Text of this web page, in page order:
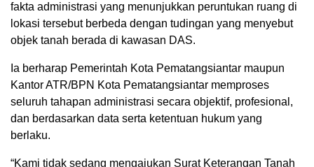
fakta administrasi yang menunjukkan peruntukan ruang di
lokasi tersebut berbeda dengan tudingan yang menyebut
objek tanah berada di kawasan DAS.
Ia berharap Pemerintah Kota Pematangsiantar maupun
Kantor ATR/BPN Kota Pematangsiantar memproses
seluruh tahapan administrasi secara objektif, profesional,
dan berdasarkan data serta ketentuan hukum yang
berlaku.
“Kami tidak sedang mengajukan Surat Keterangan Tanah